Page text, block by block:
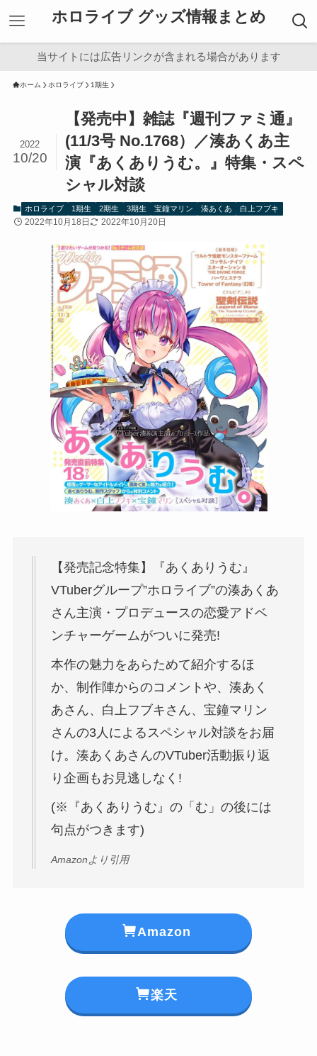
ホロライブ グッズ情報まとめ
当サイトには広告リンクが含まれる場合があります
ホーム ホロライブ 1期生
【発売中】雑誌『週刊ファミ通』
(11/3号 No.1768）／湊あくあ主
演『あくありうむ。』特集・スペ
シャル対談
2022
10/20
ホロライブ 1期生 2期生 3期生 宝鐘マリン 湊あくあ 白上フブキ
2022年10月18日 2022年10月20日
【発売記念特集】『あくありうむ』
VTuberグループ”ホロライブ”の湊あくあ
さん主演・プロデュースの恋愛アドベ
ンチャーゲームがついに発売!
本作の魅力をあらためて紹介するほ
か、制作陣からのコメントや、湊あく
あさん、白上フブキさん、宝鐘マリン
さんの3人によるスペシャル対談をお届
け。湊あくあさんのVTuber活動振り返
り企画もお見逃しなく!
(※『あくありうむ』の「む」の後には
句点がつきます)
Amazonより引用
Amazon
楽天